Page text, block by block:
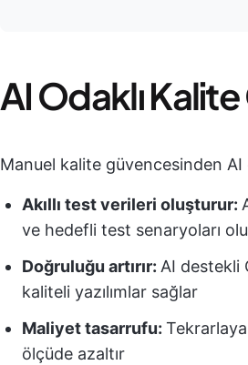
AI Odaklı
Manuel kalite güvencesinden
Akıllı test verileri oluşturur:
ve hedefli test senaryoları
Doğruluğu artırır: AI destekli
kaliteli yazılımlar sağlar
Maliyet tasarrufu:
ölçüde azaltır